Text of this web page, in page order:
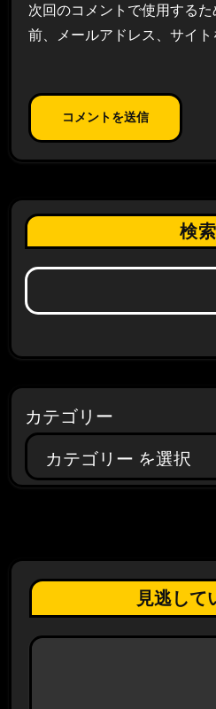
次回のコメントで使用する
前、メールアドレス、サイト
検索
カテゴリー
見逃して